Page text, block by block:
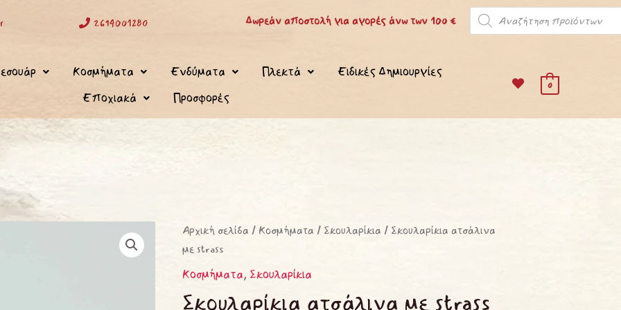
2614001280 Δωρεάν αποστολή για αγορές άνω των 100 €
Products
search
Κοσμήματα Ενδύματα Πλεκτά
Ειδικές Δημιουργίες
Εποχιακά
Προσφορές
0
Αρχική σελίδα / Κοσμήματα / Σκουλαρίκια / Σκουλαρίκια ατσάλινα
με strass
Κοσμήματα, Σκουλαρίκια
Σκουλαρίκια
ατσάλινα
με
strass